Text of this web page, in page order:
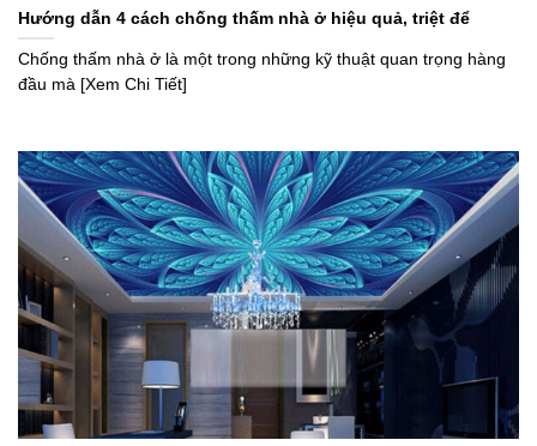
Hướng dẫn 4 cách chống thấm nhà ở hiệu quả, triệt để
Chống thấm nhà ở là một trong những kỹ thuật quan trọng hàng
đầu mà [Xem Chi Tiết]